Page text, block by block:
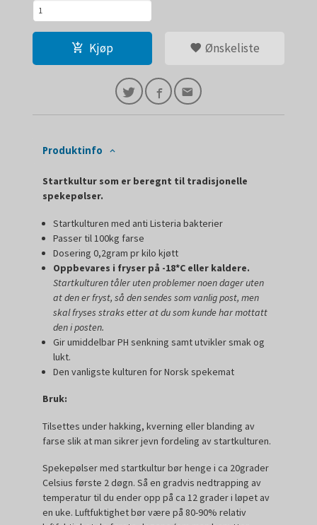
Kjøp Ønskeliste
Produktinfo
Startkultur som er beregnt til tradisjonelle
spekepølser.
Startkulturen med anti Listeria bakterier
Passer til 100kg farse
Dosering 0,2gram pr kilo kjøtt
Oppbevares i fryser på -18*C eller kaldere.
Startkulturen tåler uten problemer noen dager uten
at den er fryst, så den sendes som vanlig post, men
skal fryses straks etter at du som kunde har mottatt
den i posten.
Gir umiddelbar PH senkning samt utvikler smak og
lukt.
Den vanligste kulturen for Norsk spekemat
Bruk:
Tilsettes under hakking, kverning eller blanding av
farse slik at man sikrer jevn fordeling av startkulturen.
Spekepølser med startkultur bør henge i ca 20grader
Celsius første 2 døgn. Så en gradvis nedtrapping av
temperatur til du ender opp på ca 12 grader i løpet av
en uke. Luftfuktighet bør være på 80-90% relativ